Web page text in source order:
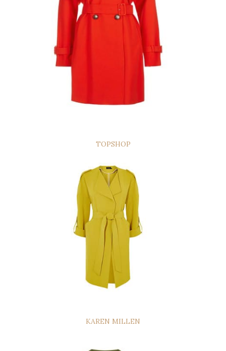
TOPSHOP
KAREN MILLEN